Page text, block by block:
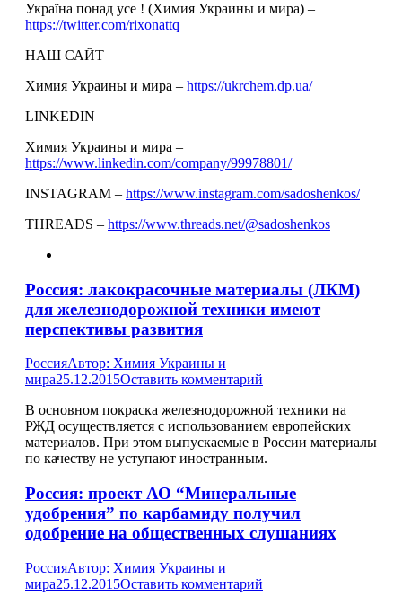
Україна понад усе ! (Химия Украины и мира) –
https://twitter.com/rixonattq
НАШ САЙТ
Химия Украины и мира – https://ukrchem.dp.ua/
LINKEDIN
Химия Украины и мира –
https://www.linkedin.com/company/99978801/
INSTAGRAM – https://www.instagram.com/sadoshenkos/
THREADS – https://www.threads.net/@sadoshenkos
Россия: лакокрасочные материалы (ЛКМ)
для железнодорожной техники имеют
перспективы развития
РоссияАвтор: Химия Украины и
мира25.12.2015Оставить комментарий
В основном покраска железнодорожной техники на
РЖД осуществляется с использованием европейских
материалов. При этом выпускаемые в России материалы
по качеству не уступают иностранным.
Россия: проект АО “Минеральные
удобрения” по карбамиду получил
одобрение на общественных слушаниях
РоссияАвтор: Химия Украины и
мира25.12.2015Оставить комментарий